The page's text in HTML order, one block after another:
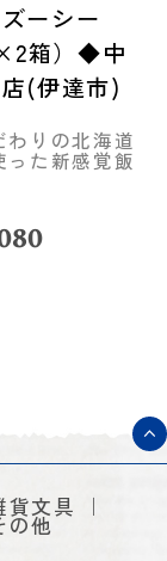
ーシー
×2箱）◆中
(伊達市)
わりの北海道
った新感覚飯
貨文具
の他